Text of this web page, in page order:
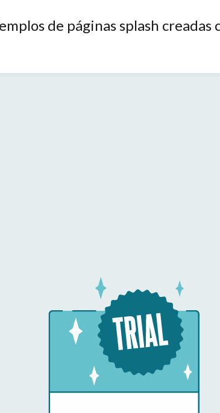
de páginas splash creadas